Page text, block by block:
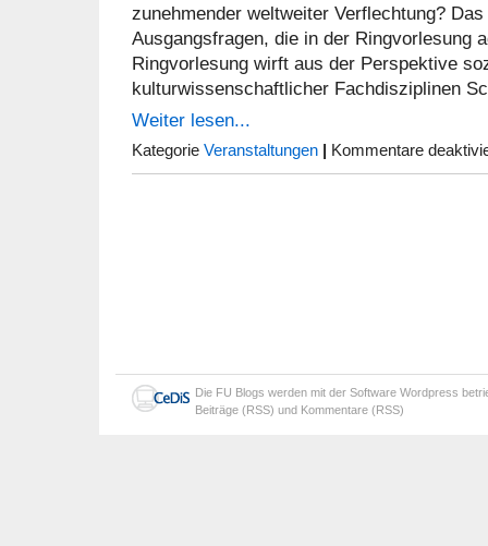
zunehmender weltweiter Verflechtung?
Ausgangsfragen, die in der Ringvorlesung
Ringvorlesung wirft aus der Perspektive
kulturwissenschaftlicher Fachdisziplinen
Weiter lesen...
Kategorie Veranstaltungen Kommentare
Die FU Blogs werden mit der Software Wordpress
Beiträge (RSS) und Kommentare (RSS)